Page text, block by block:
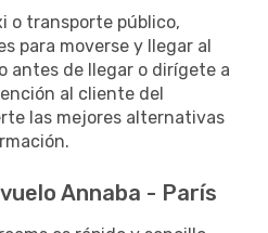
o transporte público,
para moverse y llegar al
antes de llegar o dirígete a
al cliente del
las mejores alternativas
Annaba - París